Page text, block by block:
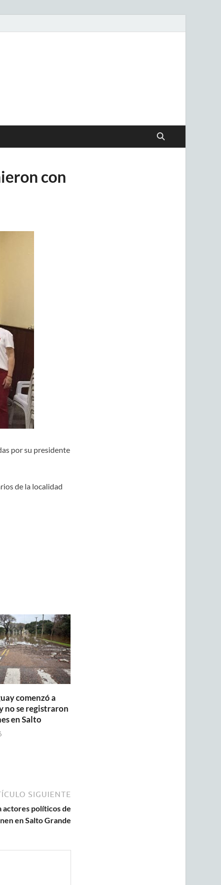
con
por su presidente
de la localidad
comenzó a
no se registraron
en Salto
SIGUIENTE
actores políticos de
en Salto Grande